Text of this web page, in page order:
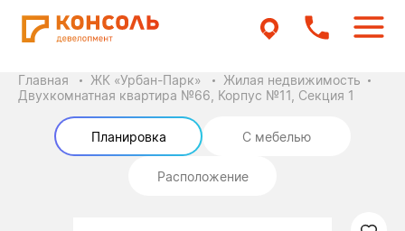
Главная ЖК «Урбан-Парк»
Жилая недвижимость
Двухкомнатная квартира №66, Корпус №11, Секция 1
Планировка С мебелью
Расположение